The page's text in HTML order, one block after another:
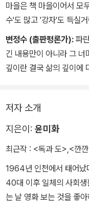
마을은 책 마을이어서 모
수'도 많고 '강자'도 득실
파란여우님이다. 염소치
을 하시는지 사람들은 늘
가'의 용맹정진 독서기가
변정수 (출판평론가): 파
긴 내용만이 아니라 그 너
깊이란 결국 삶의 깊이에
저자 소개
지은이: 윤미화
최근작 : <독과 도>,<깐
1964년 인천에서 태어났다. 삼성전자를 거쳐 공무원 생활을
40대 이후 일체의 사회생활을 정리하고 촌구석에서 살고 있다. 비 오
는 날 영화 보는 것을 좋아하고 책을 읽다 잠드는 시간이